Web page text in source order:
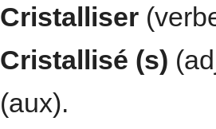
Cristalliser
Cristallisé (s)
(aux).